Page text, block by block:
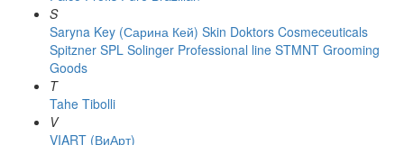
S
Saryna Key (Сарина Кей) Skin Doktors Cosmeceuticals
Spitzner SPL Solinger Professional line STMNT Grooming
Goods
T
Tahe Tibolli
V
VIART (ВиАрт)